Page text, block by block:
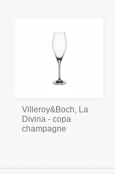
Villeroy&Boch, La
Divina - copa
champagne